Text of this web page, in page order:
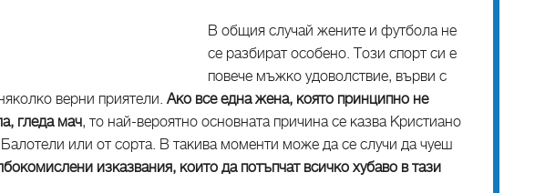
В общия случай жените и футбола не
се разбират особено. Този спорт си е
повече мъжко удоволствие, върви с
верни приятели. Ако все една жена, която принципно не
гледа мач, то най-вероятно основната причина се казва Кристиано
или от сорта. В такива моменти може да се случи да чуеш
изказвания, които да потъпчат всичко хубаво в тази